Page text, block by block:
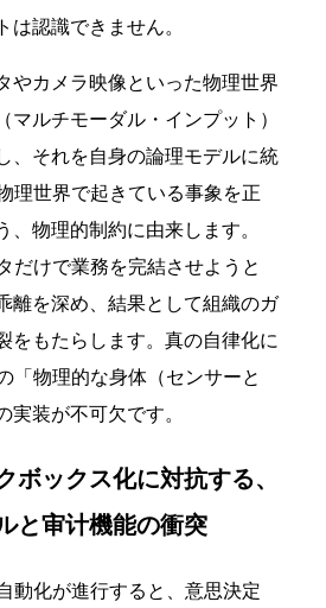
は認識できません。
やカメラ映像といった物理世界
マルチモーダル・インプット）
、それを自身の論理モデルに統
理世界で起きている事象を正
、物理的制約に由来します。
だけで業務を完結させようと
離を深め、結果として組織のガ
をもたらします。真の自律化に
「物理的な身体（センサーと
実装が不可欠です。
ボックス化に対抗する、
と审计機能の衝突
動化が進行すると、意思決定